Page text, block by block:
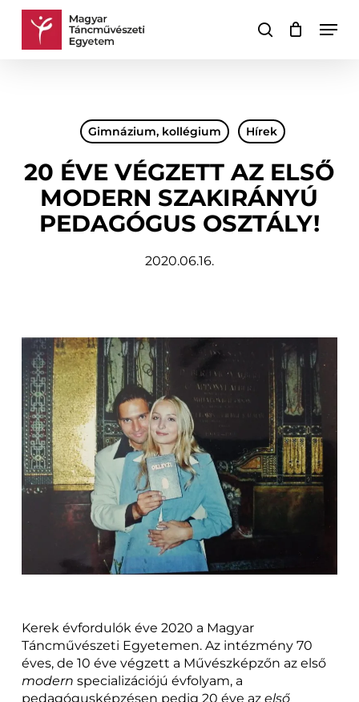
Skip
keresés
Kosár Kosár
Gimnázium, kollégium Hírek
20 ÉVE VÉGZETT AZ ELSŐ
MODERN SZAKIRÁNYÚ
PEDAGÓGUS OSZTÁLY!
2020.06.16.
Kerek évfordulók éve 2020 a Magyar
Táncművészeti Egyetemen. Az intézmény 70
éves, de 10 éve végzett a Művészképzőn az első
modern specializációjú évfolyam, a
pedagógusképzésen pedig 20 éve az első